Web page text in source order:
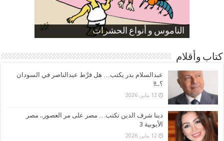
الناموس و أنواع الحشرات
الموظفين بعد ارتفاع الأسعار
ارتفاع نسبة الطلاق في مصر
صورة كاركاتيرية
صورة كاركاتيرية
كتاب وأقلام
عبدالسلام بدر يكتب… هل فرَّط عبدالناصر في السودان
؟..!!
12 يناير، 2026
دينا شرف الدين تكتب… مصر على مر العصور.. مصر
الأيوبية 3
12 يناير، 2026